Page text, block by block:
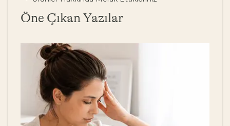
Öne Çıkan Yazılar